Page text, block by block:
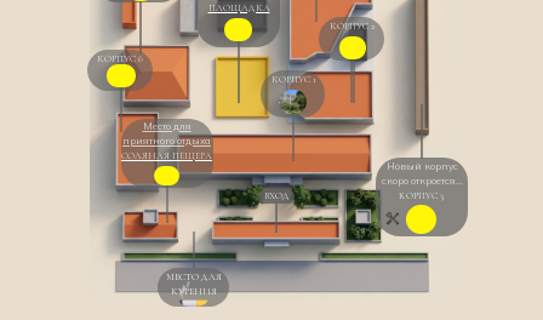
КОРПУС 6
СОЛЯНАЯ ПЕЩЕРА
КОРПУС 2
КОРПУС 1
ВХОД КОРПУС 3
Место для
приятного отдыха
Новый корпус
скоро откроется...
ПЛОЩАДКА
МЕСТО ДЛЯ
КУРЕНИЯ